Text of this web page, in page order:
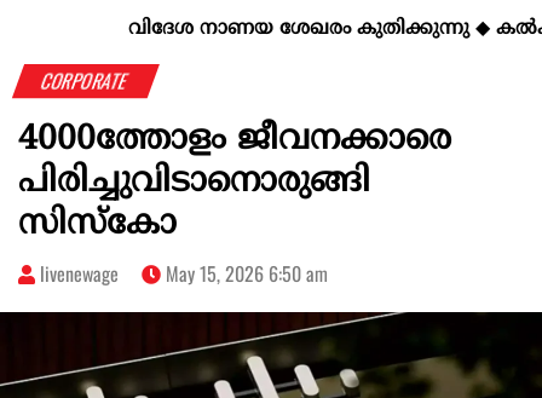
KERALA @70
വിദേശ നാണയ ശേഖരം കുതിക്കുന്നു◆
CORPORATE
4000ത്തോളം ജീവനക്കാരെ
പിരിച്ചുവിടാനൊരുങ്ങി
സിസ്കോ
livenewage May 15, 2026 6:50 am